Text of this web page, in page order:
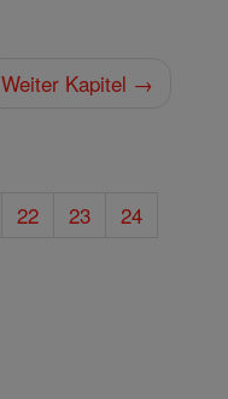
Weiter Kapitel →
22 23
24